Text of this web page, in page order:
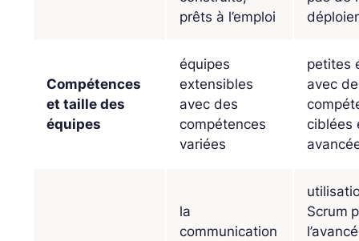
prêts à l’emploi
Compétences
et taille des
équipes
équipes
extensibles
avec des
compétences
variées
petites
avec
ciblées
la
communication
Scrum